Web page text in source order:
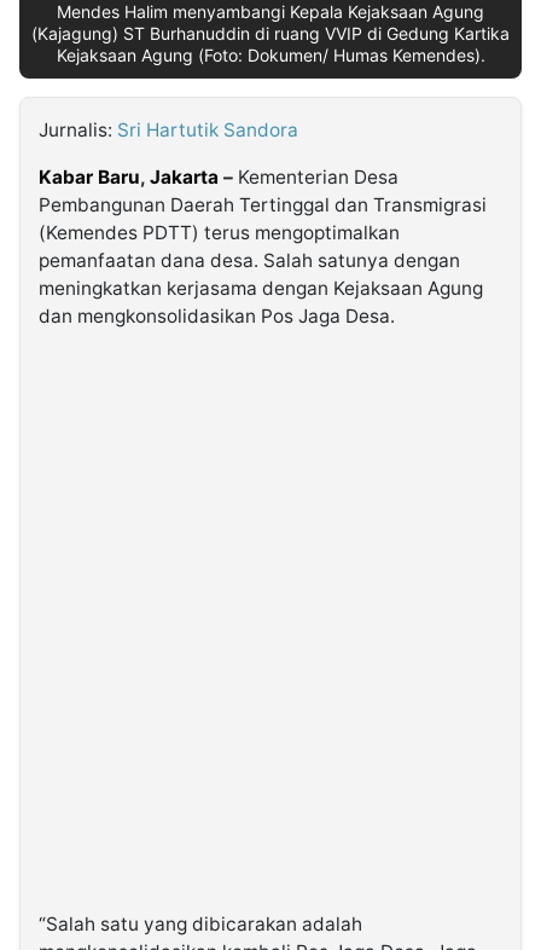
Kabarbaru.co
Mendes Halim menyambangi Kepala Kejaksaan Agung
(Kajagung) ST Burhanuddin di ruang VVIP di Gedung Kartika
Kejaksaan Agung (Foto: Dokumen/ Humas Kemendes).
Jurnalis: Sri Hartutik Sandora
Kabar Baru, Jakarta – Kementerian Desa
Pembangunan Daerah Tertinggal dan Transmigrasi
(Kemendes PDTT) terus mengoptimalkan
pemanfaatan dana desa. Salah satunya dengan
meningkatkan kerjasama dengan Kejaksaan Agung
dan mengkonsolidasikan Pos Jaga Desa.
“Salah satu yang dibicarakan adalah